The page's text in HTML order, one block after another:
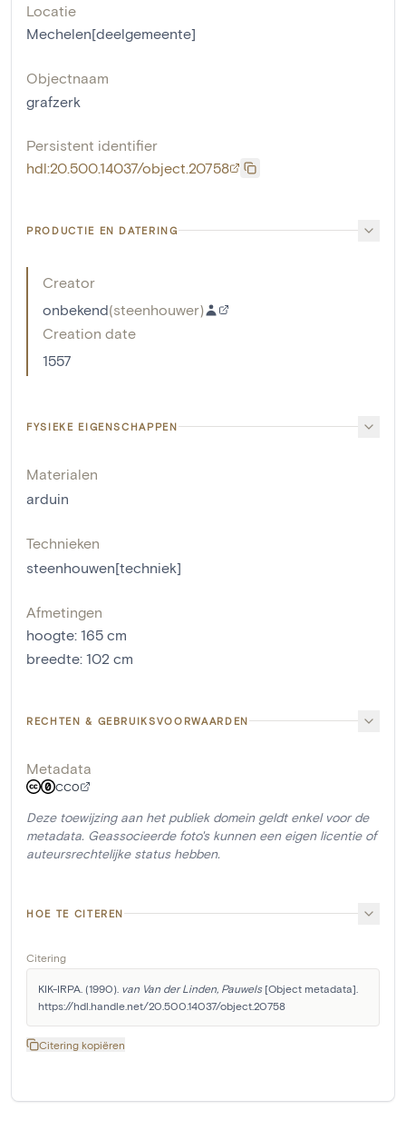
Locatie
Mechelen[deelgemeente]
Objectnaam
grafzerk
Persistent identifier
hdl:20.500.14037/object.20758
PRODUCTIE EN DATERING
Creator
onbekend(steenhouwer)
Creation date
1557
FYSIEKE EIGENSCHAPPEN
Materialen
arduin
Technieken
steenhouwen[techniek]
Afmetingen
hoogte: 165 cm
breedte: 102 cm
RECHTEN & GEBRUIKSVOORWAARDEN
Metadata
CC0
Deze toewijzing aan het publiek domein geldt enkel voor de
metadata. Geassocieerde foto's kunnen een eigen licentie of
auteursrechtelijke status hebben.
HOE TE CITEREN
Citering
KIK-IRPA. (1990). van Van der Linden, Pauwels [Object metadata].
https://hdl.handle.net/20.500.14037/object.20758
Citering kopiëren